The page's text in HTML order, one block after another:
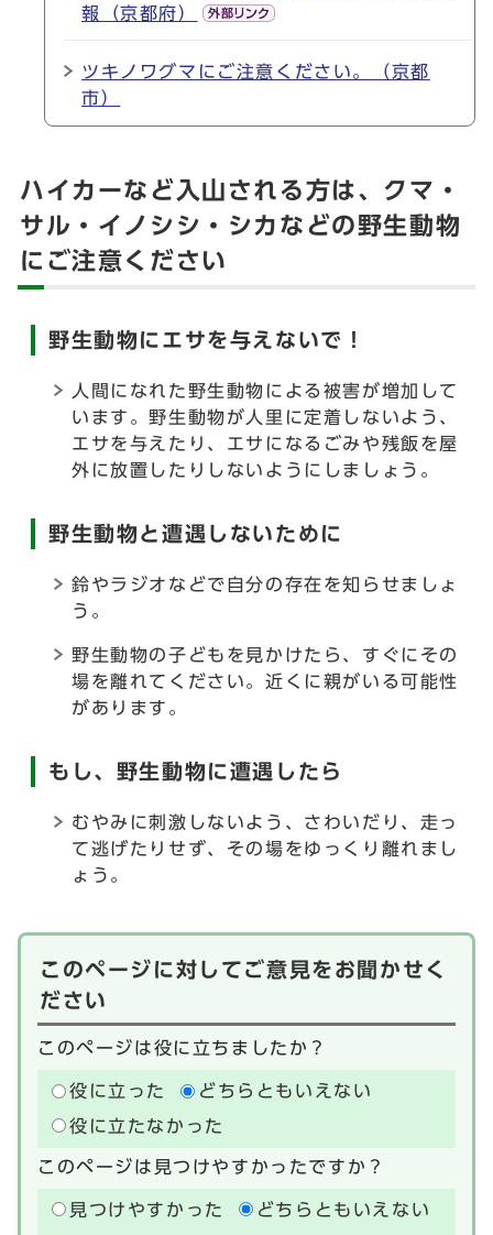
報（京都府）
ツキノワグマにご注意ください。（京都
市）
ハイカーなど入山される方は、クマ・
サル・イノシシ・シカなどの野生動物
にご注意ください
野生動物にエサを与えないで！
人間になれた野生動物による被害が増加して
います。野生動物が人里に定着しないよう、
エサを与えたり、エサになるごみや残飯を屋
外に放置したりしないようにしましょう。
野生動物と遭遇しないために
鈴やラジオなどで自分の存在を知らせましょ
う。
野生動物の子どもを見かけたら、すぐにその
場を離れてください。近くに親がいる可能性
があります。
もし、野生動物に遭遇したら
むやみに刺激しないよう、さわいだり、走っ
て逃げたりせず、その場をゆっくり離れまし
ょう。
このページに対してご意見をお聞かせく
ださい
このページは役に立ちましたか？
役に立った
どちらともいえない
役に立たなかった
このページは見つけやすかったですか？
見つけやすかった どちらともいえない